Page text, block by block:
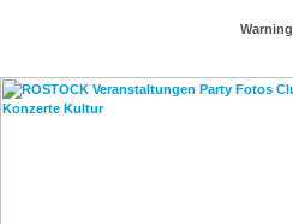
Warning